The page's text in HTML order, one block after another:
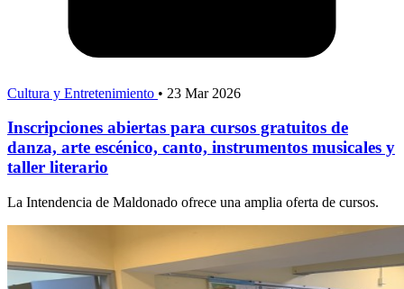
Cultura y Entretenimiento • 23 Mar 2026
Inscripciones abiertas para cursos gratuitos de
danza, arte escénico, canto, instrumentos musicales y
taller literario
La Intendencia de Maldonado ofrece una amplia oferta de cursos.